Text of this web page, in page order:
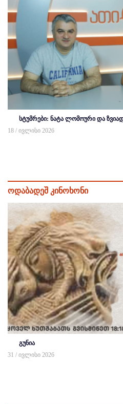
სტუმრები: ნატა ლომოური და
18 / ივლისი 2026
ოდაბადეშ კინოხონი
გუნია
31 / ივლისი 2026